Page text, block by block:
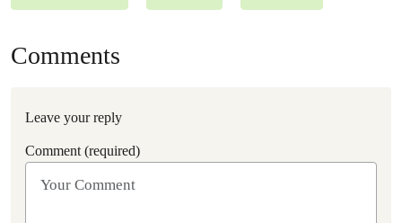
Comments
Leave your reply
Comment (required)